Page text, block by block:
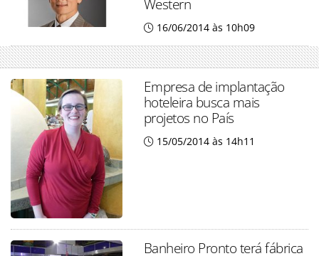
Western
16/06/2014 às 10h09
Empresa de implantação
hoteleira busca mais
projetos no País
15/05/2014 às 14h11
Banheiro Pronto terá fábrica